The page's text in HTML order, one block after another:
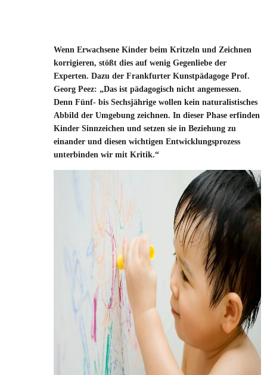
Wenn Erwachsene Kinder beim Kritzeln und Zeichnen
korrigieren, stößt dies auf wenig Gegenliebe der
Experten. Dazu der Frankfurter Kunstpädagoge Prof.
Georg Peez: „Das ist pädagogisch nicht angemessen.
Denn Fünf- bis Sechsjährige wollen kein naturalistisches
Abbild der Umgebung zeichnen. In dieser Phase erfinden
Kinder Sinnzeichen und setzen sie in Beziehung zu
einander und diesen wichtigen Entwicklungsprozess
unterbinden wir mit Kritik.“